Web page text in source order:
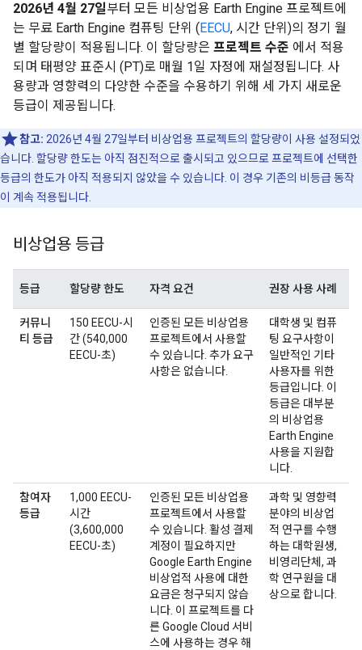
2026년 4월 27일부터 모든 비상업용 Earth Engine 프로젝트에
는 무료 Earth Engine 컴퓨팅 단위 (EECU, 시간 단위)의 정기 월
별 할당량이 적용됩니다. 이 할당량은 프로젝트 수준 에서 적용
되며 태평양 표준시 (PT)로 매월 1일 자정에 재설정됩니다. 사
용량과 영향력의 다양한 수준을 수용하기 위해 세 가지 새로운
등급이 제공됩니다.
참고: 2026년 4월 27일부터 비상업용 프로젝트의 할당량이 사용 설정되었
습니다. 할당량 한도는 아직 점진적으로 출시되고 있으므로 프로젝트에 선택한
등급의 한도가 아직 적용되지 않았을 수 있습니다. 이 경우 기존의 비등급 동작
이 계속 적용됩니다.
비상업용 등급
등급 할당량 한도 자격 요건 권장 사용 사례
커뮤니
티 등급
150 EECU-시
간 (540,000
EECU-초)
인증된 모든 비상업용
프로젝트에서 사용할
수 있습니다. 추가 요구
사항은 없습니다.
대학생 및 컴퓨
팅 요구사항이
일반적인 기타
사용자를 위한
등급입니다. 이
등급은 대부분
의 비상업용
Earth Engine
사용을 지원합
니다.
참여자
등급
1,000 EECU-
시간
(3,600,000
EECU-초)
인증된 모든 비상업용
프로젝트에서 사용할
수 있습니다. 활성 결제
계정이 필요하지만
Google Earth Engine
비상업적 사용에 대한
요금은 청구되지 않습
니다. 이 프로젝트를 다
른 Google Cloud 서비
스에 사용하는 경우 해
과학 및 영향력
분야의 비상업
적 연구를 수행
하는 대학원생,
비영리단체, 과
학 연구원을 대
상으로 합니다.